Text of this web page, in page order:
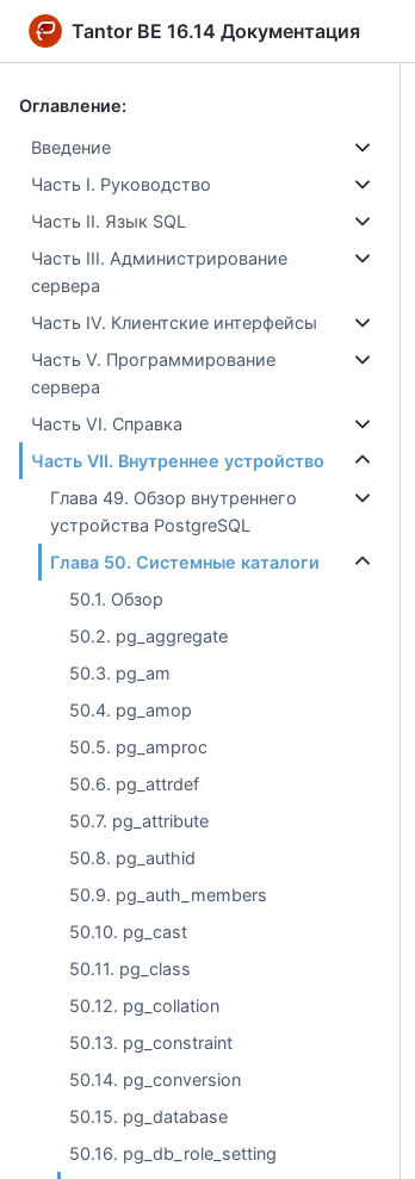
Tantor BE 16.14 Документация
Оглавление:
Введение
Часть I. Руководство
Часть II. Язык SQL
Часть III. Администрирование
сервера
Часть IV. Клиентские интерфейсы
Часть V. Программирование
сервера
Часть VI. Справка
Часть VII. Внутреннее устройство
Глава 49. Обзор внутреннего
устройства PostgreSQL
Глава 50. Системные каталоги
50.1. Обзор
50.2. pg_aggregate
50.3. pg_am
50.4. pg_amop
50.5. pg_amproc
50.6. pg_attrdef
50.7. pg_attribute
50.8. pg_authid
50.9. pg_auth_members
50.10. pg_cast
50.11. pg_class
50.12. pg_collation
50.13. pg_constraint
50.14. pg_conversion
50.15. pg_database
50.16. pg_db_role_setting